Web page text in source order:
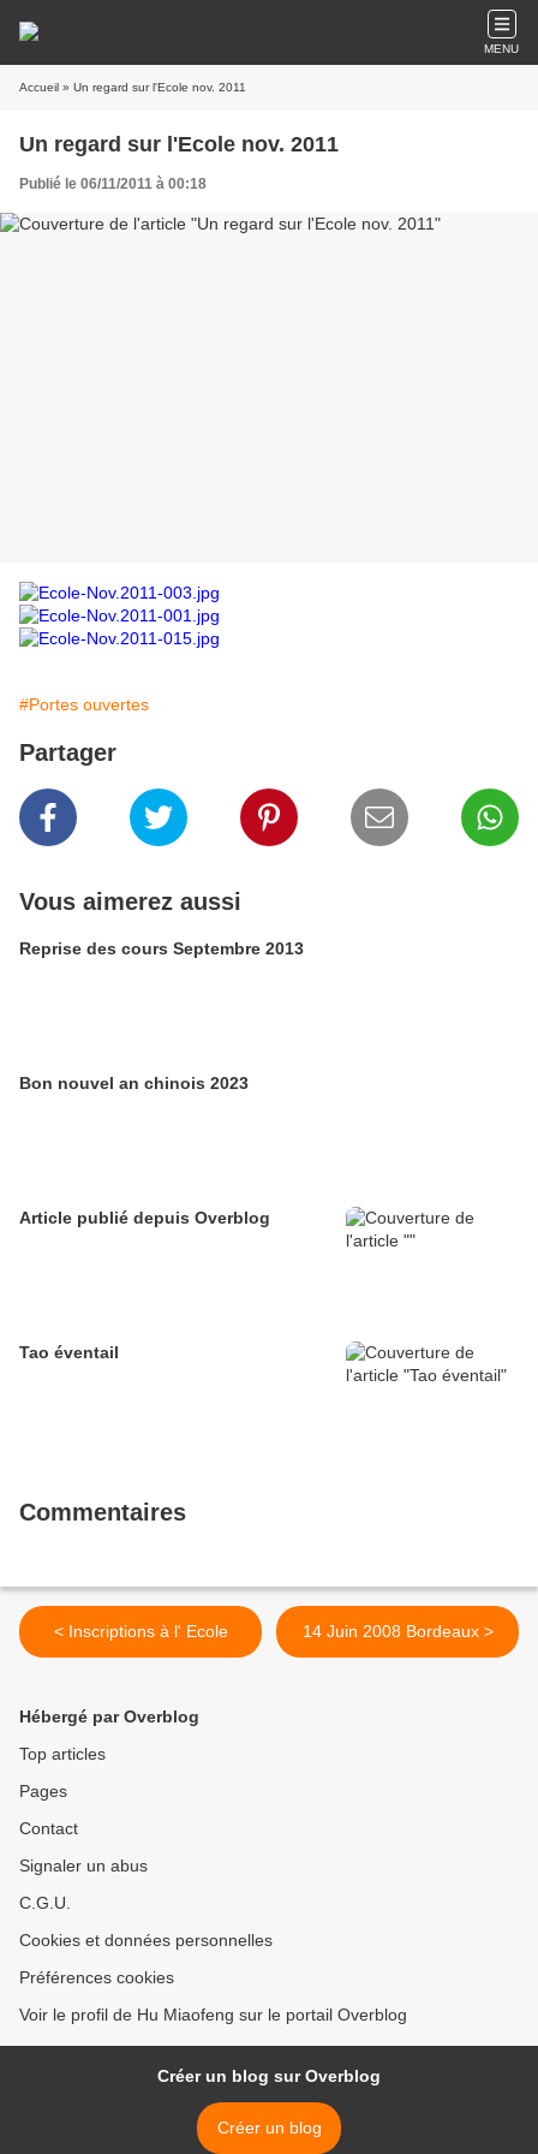
MENU
Accueil » Un regard sur l'Ecole nov. 2011
Un regard sur l'Ecole nov. 2011
Publié le 06/11/2011 à 00:18
#Portes ouvertes
Partager
Vous aimerez aussi
Reprise des cours Septembre 2013
Bon nouvel an chinois 2023
Article publié depuis Overblog
Tao éventail
Commentaires
< Inscriptions à l' Ecole 14 Juin 2008 Bordeaux >
Hébergé par Overblog
Top articles
Pages
Contact
Signaler un abus
C.G.U.
Cookies et données personnelles
Préférences cookies
Voir le profil de Hu Miaofeng sur le portail Overblog
Créer un blog sur Overblog
Créer un blog